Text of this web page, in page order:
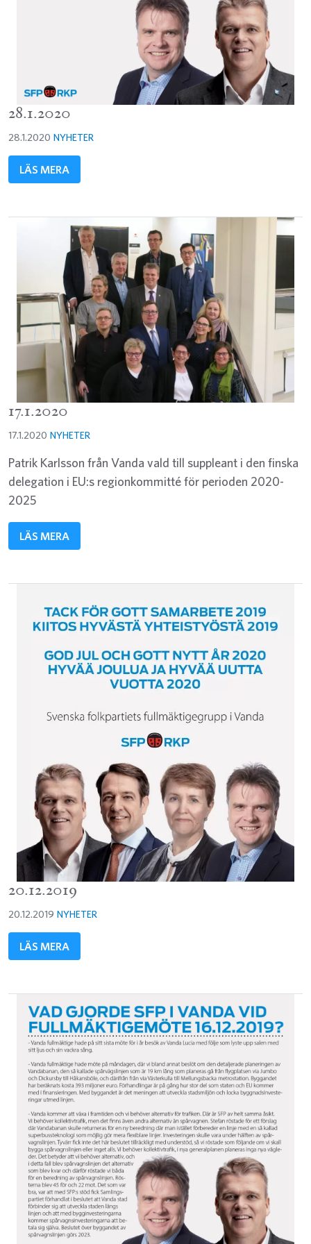
28.1.2020
28.1.2020 NYHETER
LÄS MERA
17.1.2020
17.1.2020 NYHETER
Patrik Karlsson från Vanda vald till suppleant i den finska
delegation i EU:s regionkommitté för perioden 2020-
2025
LÄS MERA
20.12.2019
20.12.2019 NYHETER
LÄS MERA